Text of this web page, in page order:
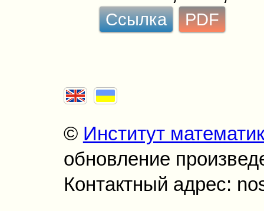
Ссылка PDF
© Институт
обновление
Контактный адрес: